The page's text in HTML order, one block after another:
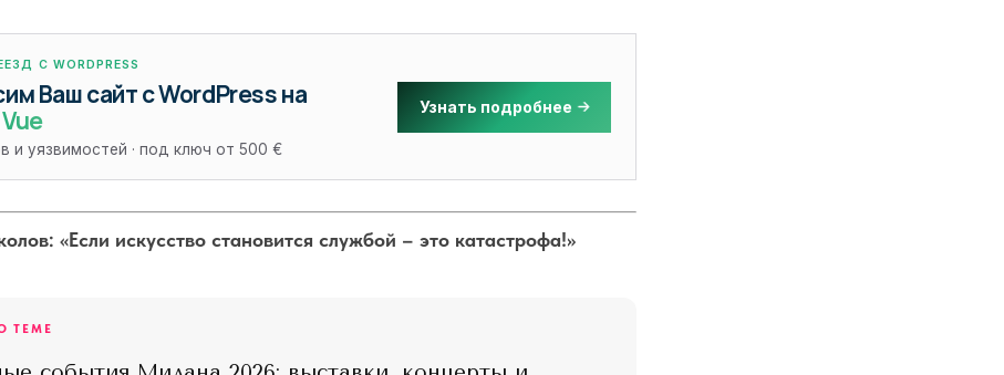
С WORDPRESS
Ваш сайт с WordPress на
и уязвимостей · под ключ от 500 €
Узнать подробнее
«Если искусство становится службой – это катастрофа!»
ТЕМЕ